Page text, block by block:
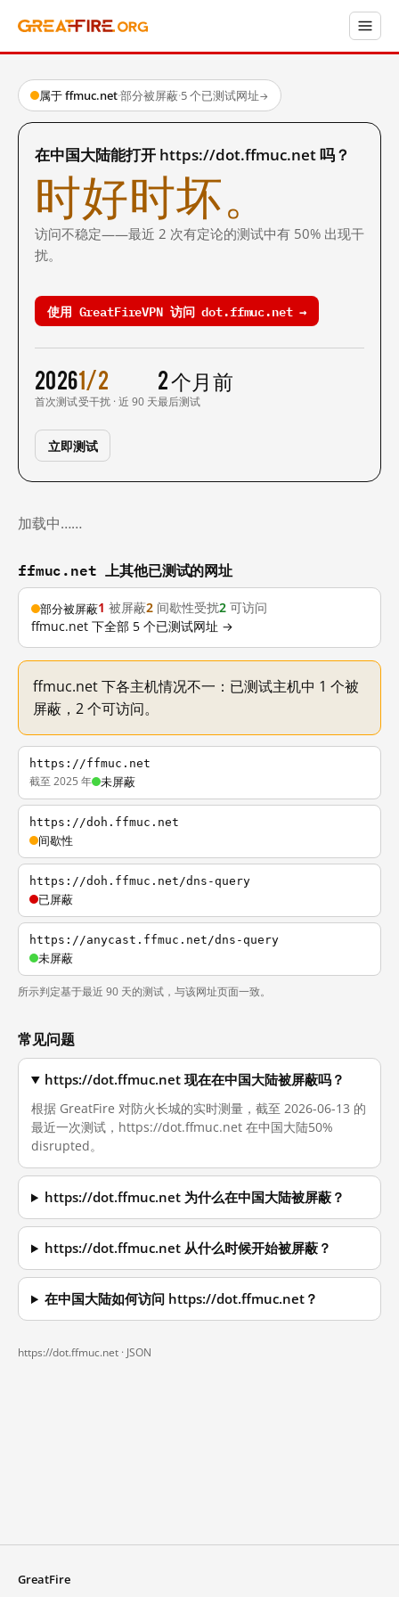
属于 ffmuc.net·部分被屏蔽·5 个已测试网址→
在中国大陆能打开 https://dot.ffmuc.net 吗？
时好时坏。
访问不稳定——最近 2 次有定论的测试中有 50% 出现干
扰。
使用 GreatFireVPN 访问 dot.ffmuc.net →
2026
首次测试
1/2
受干扰 · 近 90 天
2 个月前
最后测试
立即测试
加载中……
ffmuc.net 上其他已测试的网址
部分被屏蔽1 被屏蔽2 间歇性受扰2 可访问
ffmuc.net 下全部 5 个已测试网址 →
ffmuc.net 下各主机情况不一：已测试主机中 1 个被
屏蔽，2 个可访问。
https://ffmuc.net
截至 2025 年 未屏蔽
https://doh.ffmuc.net
间歇性
https://doh.ffmuc.net/dns-query
已屏蔽
https://anycast.ffmuc.net/dns-query
未屏蔽
所示判定基于最近 90 天的测试，与该网址页面一致。
常见问题
https://dot.ffmuc.net 现在在中国大陆被屏蔽吗？
根据 GreatFire 对防火长城的实时测量，截至 2026-06-13 的
最近一次测试，https://dot.ffmuc.net 在中国大陆50%
disrupted。
https://dot.ffmuc.net 为什么在中国大陆被屏蔽？
https://dot.ffmuc.net 从什么时候开始被屏蔽？
在中国大陆如何访问 https://dot.ffmuc.net？
https://dot.ffmuc.net · JSON
GreatFire